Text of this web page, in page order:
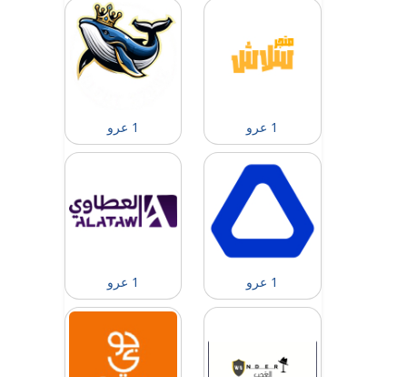
1 عرو 1 عرو
1 عرو 1 عرو